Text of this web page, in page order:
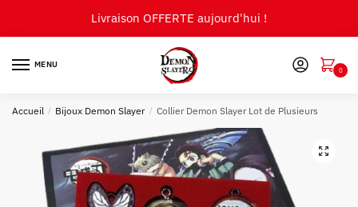
Livraison OFFERTE aujourd'hui !
MENU
0
Accueil / Bijoux Demon Slayer / Collier Demon Slayer Lot de Plusieurs
🔍